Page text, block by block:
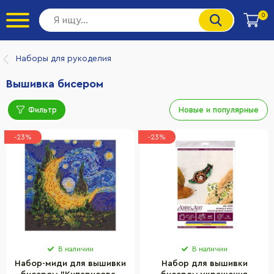
0
Наборы для рукоделия
Вышивка бисером
Фильтр Новые и популярные
-23%
В наличии
Набор-миди для вышивки
-23%
В наличии
Набор для вышивки